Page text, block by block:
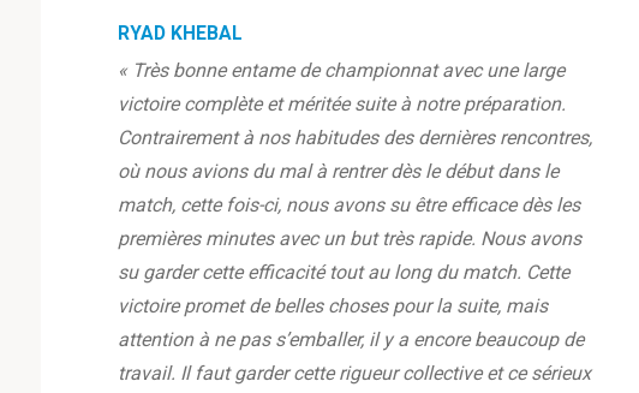
RYAD KHEBAL
« Très bonne entame de championnat avec une large
victoire complète et méritée suite à notre préparation.
Contrairement à nos habitudes des dernières rencontres,
où nous avions du mal à rentrer dès le début dans le
match, cette fois-ci, nous avons su être efficace dès les
premières minutes avec un but très rapide. Nous avons
su garder cette efficacité tout au long du match. Cette
victoire promet de belles choses pour la suite, mais
attention à ne pas s’emballer, il y a encore beaucoup de
travail. Il faut garder cette rigueur collective et ce sérieux